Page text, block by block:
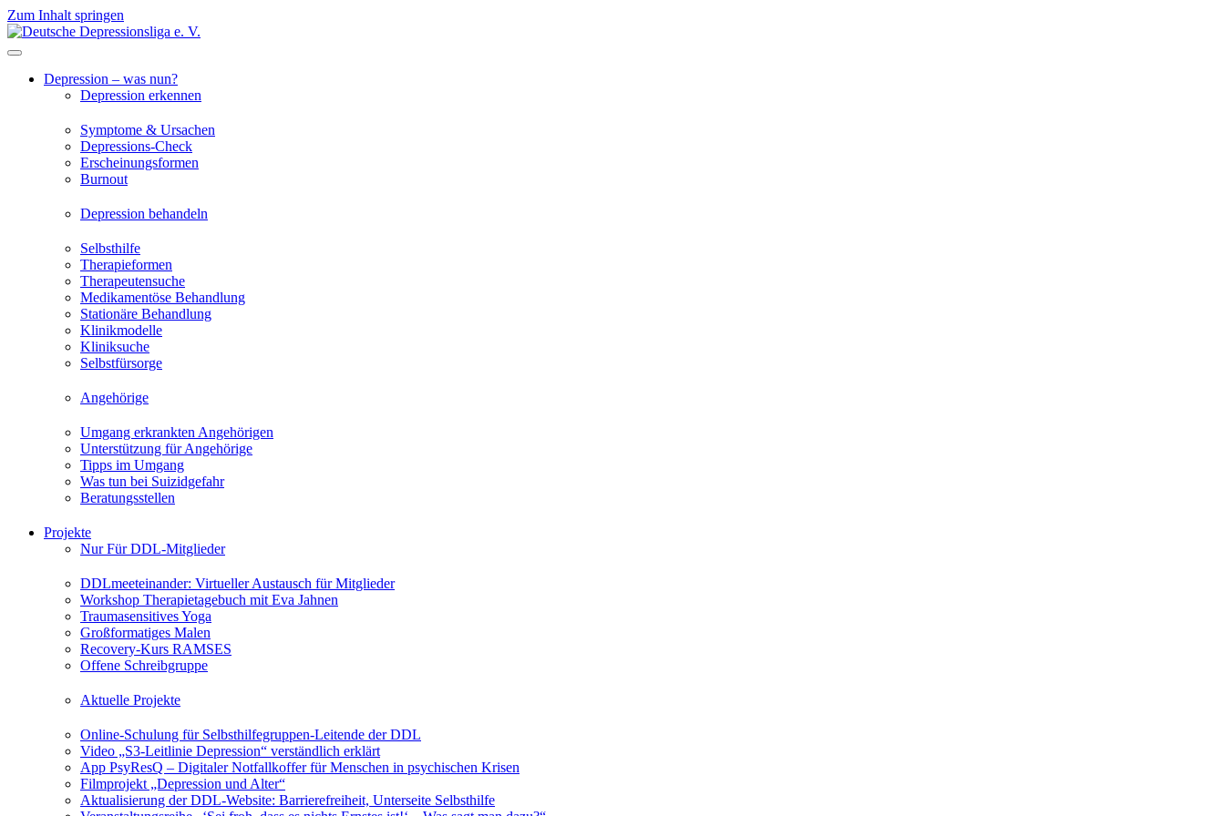
Zum Inhalt springen
Depression – was nun?
Depression erkennen
Symptome & Ursachen
Depressions-Check
Erscheinungsformen
Burnout
Depression behandeln
Selbsthilfe
Therapieformen
Therapeutensuche
Medikamentöse Behandlung
Stationäre Behandlung
Klinikmodelle
Kliniksuche
Selbstfürsorge
Angehörige
Umgang erkrankten Angehörigen
Unterstützung für Angehörige
Tipps im Umgang
Was tun bei Suizidgefahr
Beratungsstellen
Projekte
Nur Für DDL-Mitglieder
DDLmeeteinander: Virtueller Austausch für Mitglieder
Workshop Therapietagebuch mit Eva Jahnen
Traumasensitives Yoga
Großformatiges Malen
Recovery-Kurs RAMSES
Offene Schreibgruppe
Aktuelle Projekte
Online-Schulung für Selbsthilfegruppen-Leitende der DDL
Video „S3-Leitlinie Depression“ verständlich erklärt
App PsyResQ – Digitaler Notfallkoffer für Menschen in psychischen Krisen
Filmprojekt „Depression und Alter“
Aktualisierung der DDL-Website: Barrierefreiheit, Unterseite Selbsthilfe